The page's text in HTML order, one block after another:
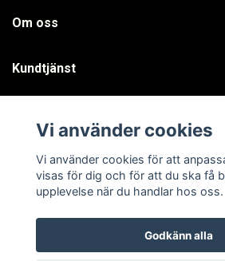
Om oss
Kundtjänst
Sociala medier
Vi använder cookies
Vi använder cookies för att
visas för dig och för att du ska få
upplevelse när du handlar hos oss.
Godkänn alla